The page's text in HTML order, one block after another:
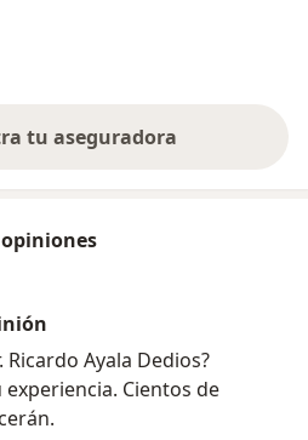
tu aseguradora
Ricardo Ayala Dedios?
Cientos de